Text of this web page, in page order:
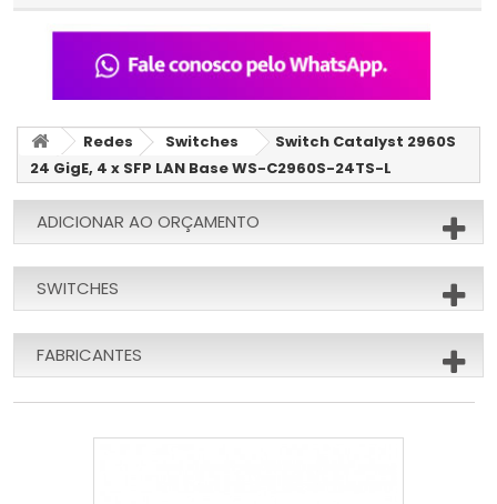
Redes Switches
Switch Catalyst 2960S
24 GigE, 4 x SFP LAN Base WS-C2960S-24TS-L
ADICIONAR AO ORÇAMENTO
SWITCHES
FABRICANTES